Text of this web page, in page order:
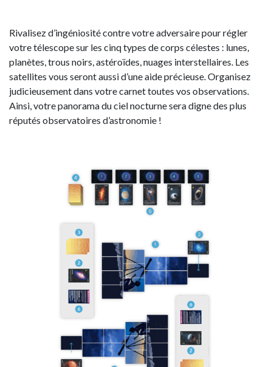
Rivalisez d’ingéniosité contre votre adversaire pour régler
votre télescope sur les cinq types de corps célestes : lunes,
planètes, trous noirs, astéroïdes, nuages interstellaires. Les
satellites vous seront aussi d’une aide précieuse. Organisez
judicieusement dans votre carnet toutes vos observations.
Ainsi, votre panorama du ciel nocturne sera digne des plus
réputés observatoires d’astronomie !